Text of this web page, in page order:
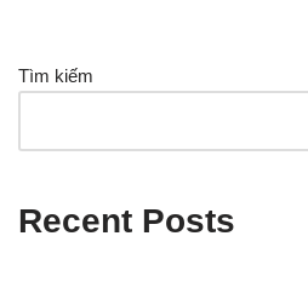
Tìm kiếm
Recent Posts